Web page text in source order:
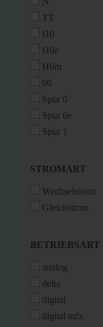
TT
H0
H0e
H0m
00
Spur 0
Spur 0e
Spur 1
STROMART
STROMART
Wechselstrom
Gleichstrom
BETRIEBSART
BETRIEBSART
analog
delta
digital
digital mfx